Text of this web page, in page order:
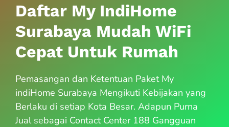
Daftar My IndiHome
Surabaya Mudah WiFi
Cepat Untuk Rumah
Pemasangan dan Ketentuan Paket My
indiHome Surabaya Mengikuti Kebijakan yang
Berlaku di setiap Kota Besar. Adapun Purna
Jual sebagai Contact Center 188 Gangguan